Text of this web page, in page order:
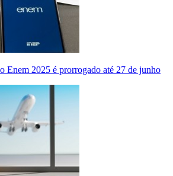
Enem 2025 é prorrogado até 27 de junho